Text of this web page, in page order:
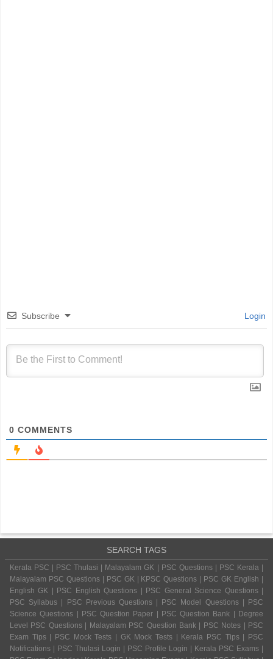
Subscribe Login
0 COMMENTS
SEARCH TAGS
Kerala PSC | PSC Thulasi | Malayalam GK | PSC Questions | PSC Kerala |
Malayalam PSC Questions | PSC GK | KPSC Questions | PSC GK English |
English GK | PSC English Questions | PSC General Science Questions |
PSC Syllabus | PSC Previous Questions | PSC Model Questions | PSC
Science Questions | PSC Question Paper | PSC Question Bank | Degree
Level PSC Questions | Malayalam PSC Question Bank | PSC Notes | PSC
Exam Tips | PSC Mock Tests | GK Mock Tests | Kerala PSC Tips | PSC
Notifications | PSC Thulasi Login | PSC Profile Login | Kerala PSC Exams |